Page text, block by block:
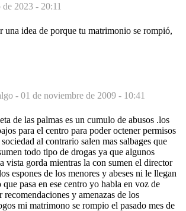
de 2023 - 20:11
una idea de porque tu matrimonio se rompió,
- 01 de noviembre de 2009 - 10:41
de las palmas es un cumulo de abusos .los
para el centro para poder octener permisos
al contrario salen mas salbages que
todo tipo de drogas ya que algunos
vista gorda mientras la con sumen el director
espones de los menores y abeses ni le llegan
pasa en ese centro yo habla en voz de
recomendaciones y amenazas de los
mi matrimono se rompio el pasado mes de